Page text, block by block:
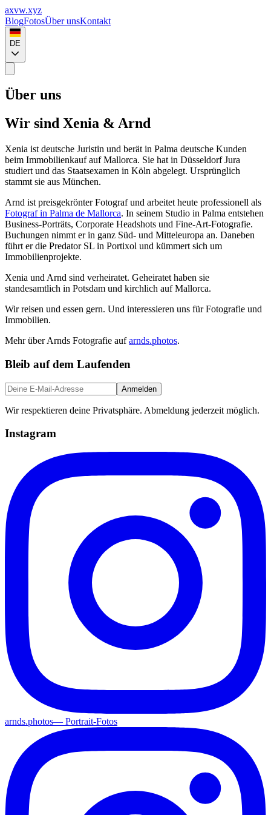
axvw.xyz
BlogFotosÜber unsKontakt
DE
Über uns
Wir sind Xenia & Arnd
Xenia ist deutsche Juristin und berät in Palma deutsche Kunden
beim Immobilienkauf auf Mallorca. Sie hat in Düsseldorf Jura
studiert und das Staatsexamen in Köln abgelegt. Ursprünglich
stammt sie aus München.
Arnd ist preisgekrönter Fotograf und arbeitet heute professionell als
Fotograf in Palma de Mallorca. In seinem Studio in Palma entstehen
Business-Porträts, Corporate Headshots und Fine-Art-Fotografie.
Buchungen nimmt er in ganz Süd- und Mitteleuropa an. Daneben
führt er die Predator SL in Portixol und kümmert sich um
Immobilienprojekte.
Xenia und Arnd sind verheiratet. Geheiratet haben sie
standesamtlich in Potsdam und kirchlich auf Mallorca.
Wir reisen und essen gern. Und interessieren uns für Fotografie und
Immobilien.
Mehr über Arnds Fotografie aufarnds.photos.
Bleib auf dem Laufenden
Anmelden
Wir respektieren deine Privatsphäre. Abmeldung jederzeit möglich.
Instagram
arnds.photos— Portrait-Fotos